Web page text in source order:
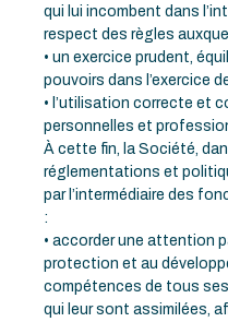
qui lui incombent dans
respect des règles
• un exercice prudent,
pouvoirs dans l’exercice
• l’utilisation correcte et
personnelles et
À cette fin, la Société,
réglementations et
par l’intermédiaire des
:
• accorder une attention
protection et au
compétences de tous
qui leur sont assimilées,